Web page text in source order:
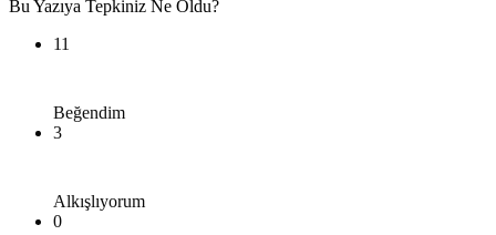
Bu Yazıya Tepkiniz Ne Oldu?
11
Beğendim
3
Alkışlıyorum
0